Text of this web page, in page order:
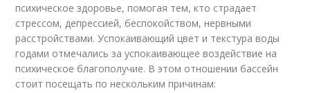
психическое здоровье, помогая тем, кто страдает
стрессом, депрессией, беспокойством, нервными
расстройствами. Успокаивающий цвет и текстура воды
годами отмечались за успокаивающее воздействие на
психическое благополучие. В этом отношении бассейн
стоит посещать по нескольким причинам: